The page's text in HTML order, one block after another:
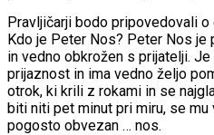
Pravljičarji bodo pripovedovali
Kdo je Peter Nos? Peter Nos je
in vedno obkrožen s prijatelji.
prijaznost in ima vedno željo
otrok, ki krili z rokami in se
biti niti pet minut pri miru, se
pogosto obvezan … nos.